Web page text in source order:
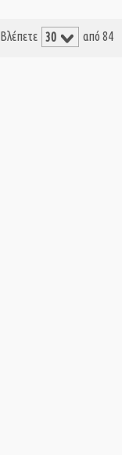
Βλέπετε από 84